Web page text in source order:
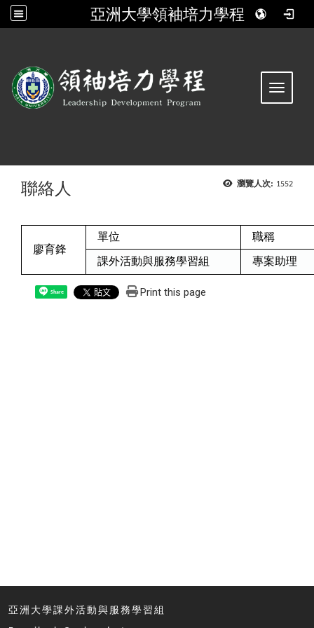
亞洲大學領袖培力學程
Toggle
瀏覽人次: 1552
聯絡人
廖育鋒
單位 職稱
課外活動與服務學習組 專案助理
Share Print this page
亞洲大學課外活動與服務學習組